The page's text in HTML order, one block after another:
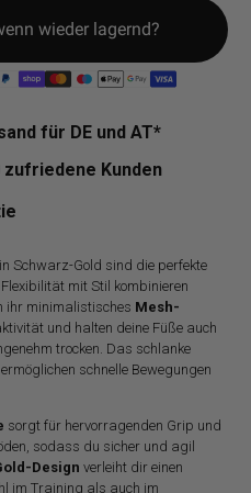
wieder lagernd?
für DE und AT*
zufriedene Kunden
Schwarz-Gold sind die perfekte
mit Stil kombinieren
ihr minimalistisches Mesh-
und halten deine Füße auch
trocken. Das schlanke
schnelle Bewegungen
sorgt für hervorragenden Grip und
sodass du sicher und agil
Design verleiht dir einen
im Training als auch im